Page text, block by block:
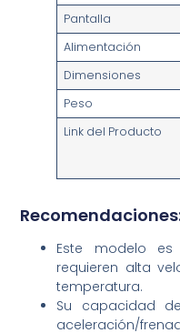
Pantalla
Alimentación
Dimensiones
Peso
Link del Producto
Este modelo
requieren alta
temperatura.
Su capacidad
aceleración/